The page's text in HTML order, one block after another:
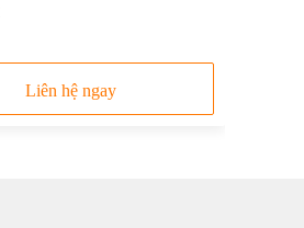
Liên hệ ngay